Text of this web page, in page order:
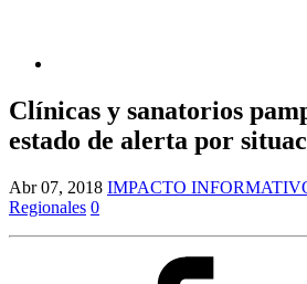
Clínicas y sanatorios
estado de alerta por
Abr 07, 2018 IMPACTO
Regionales 0